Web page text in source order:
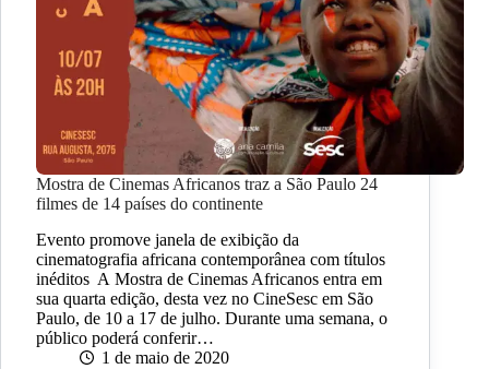
Mostra de Cinemas Africanos traz a São Paulo 24
filmes de 14 países do continente
Evento promove janela de exibição da
cinematografia africana contemporânea com títulos
inéditos A Mostra de Cinemas Africanos entra em
sua quarta edição, desta vez no CineSesc em São
Paulo, de 10 a 17 de julho. Durante uma semana, o
público poderá conferir…
1 de maio de 2020